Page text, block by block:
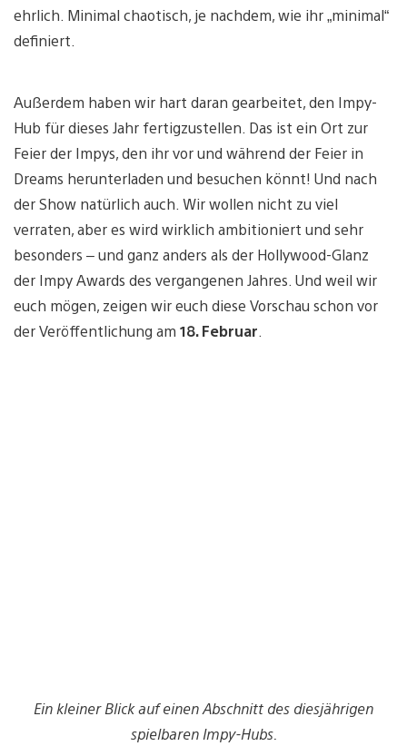
ehrlich. Minimal chaotisch, je nachdem, wie ihr „minimal“
definiert.
Außerdem haben wir hart daran gearbeitet, den Impy-
Hub für dieses Jahr fertigzustellen. Das ist ein Ort zur
Feier der Impys, den ihr vor und während der Feier in
Dreams herunterladen und besuchen könnt! Und nach
der Show natürlich auch. Wir wollen nicht zu viel
verraten, aber es wird wirklich ambitioniert und sehr
besonders – und ganz anders als der Hollywood-Glanz
der Impy Awards des vergangenen Jahres. Und weil wir
euch mögen, zeigen wir euch diese Vorschau schon vor
der Veröffentlichung am 18. Februar
Ein kleiner Blick auf einen Abschnitt des diesjährigen
spielbaren Impy-Hubs.